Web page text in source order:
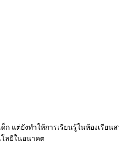
ด็ก แต่ยังทำให้การเรียนรู้ในห้องเรี
โลยีในอนาคต